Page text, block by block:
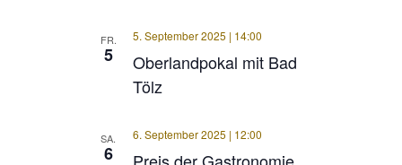
FR.
5
Oberlandpokal mit Bad
Tölz
5. September 2025 | 14:00
SA.
6
6. September 2025 | 12:00